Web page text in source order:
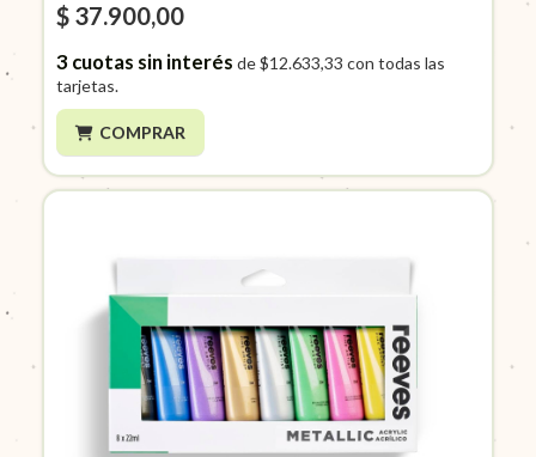
$ 37.900,00
3cuotas sin interés de$12.633,33 con todas las
tarjetas.
COMPRAR